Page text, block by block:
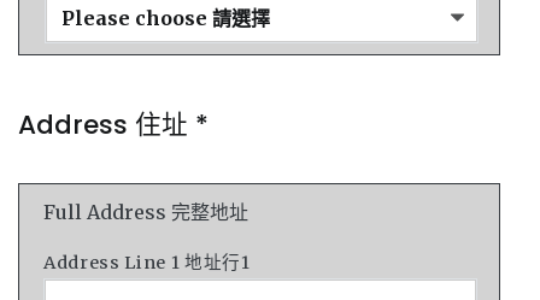
Address 住址 *
Full Address 完整地址
Address Line 1 地址行1